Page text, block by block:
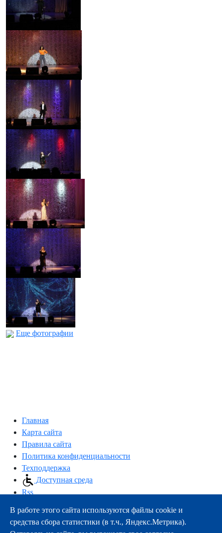
Еще фотографии
Главная
Карта сайта
Правила сайта
Политика конфиденциальности
Техподдержка
Доступная среда
Rss
163000, г.Архангельск, пр-т Троицкий, 51
тел.:+7 (8182) 21-11-63
В работе этого сайта используются файлы cookie и
средства сбора статистики (в т.ч., Яндекс.Метрика).